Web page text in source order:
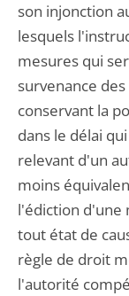
son injonction
lesquels
mesures qui
survenance
conservant la
dans le délai
relevant d'un
moins
l'édiction d'une
tout état de
règle de droit
l'autorité